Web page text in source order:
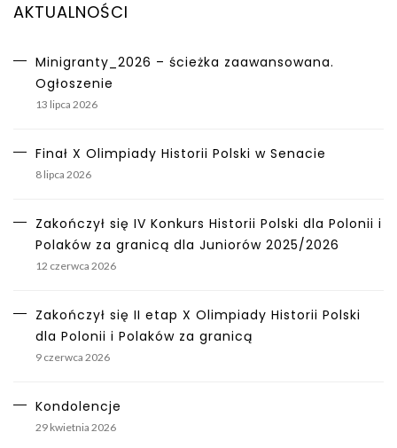
AKTUALNOŚCI
Minigranty_2026 – ścieżka zaawansowana.
Ogłoszenie
13 lipca 2026
Finał X Olimpiady Historii Polski w Senacie
8 lipca 2026
Zakończył się IV Konkurs Historii Polski dla Polonii i
Polaków za granicą dla Juniorów 2025/2026
12 czerwca 2026
Zakończył się II etap X Olimpiady Historii Polski
dla Polonii i Polaków za granicą
9 czerwca 2026
Kondolencje
29 kwietnia 2026